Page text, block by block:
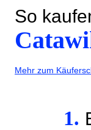
So
Mehr zum
1.